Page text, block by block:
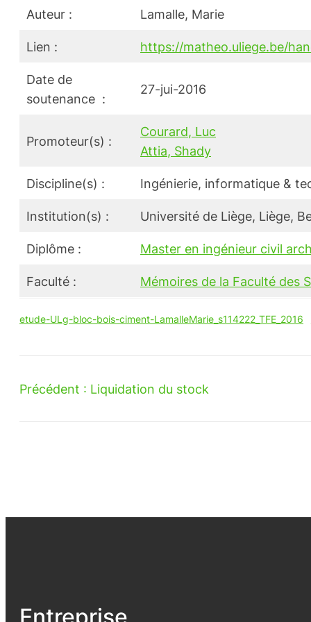
Auteur : Lamalle, Marie
Lien : https://matheo.uliege.be/
Date de
soutenance :
27-jui-2016
Promoteur(s) :
Courard, Luc
Attia, Shady
Discipline(s) : Ingénierie, informatique &
Institution(s) : Université de Liège, Liège,
Diplôme : Master en ingénieur civil
Faculté : Mémoires de la Faculté des
etude-ULg-bloc-bois-ciment-LamalleMarie_s114222_TFE_2016
Précédent : Liquidation du stock